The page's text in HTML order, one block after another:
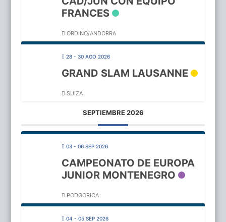
FRANCES
ORDINO/ANDORRA
28 - 30 AGO 2026
GRAND SLAM LAUSANNE
SUIZA
SEPTIEMBRE 2026
03 - 06 SEP 2026
CAMPEONATO DE EUROPA
JUNIOR MONTENEGRO
PODGORICA
04 - 05 SEP 2026